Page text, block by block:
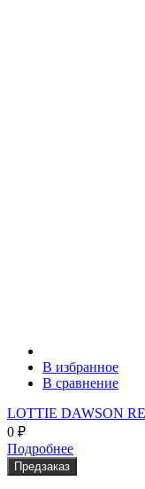
В избранное
В сравнение
LOTTIE DAWSON
0 ₽
Подробнее
Предзаказ